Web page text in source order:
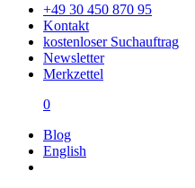
+49 30 450 870 95
Kontakt
kostenloser Suchauftrag
Newsletter
Merkzettel
0
Blog
English